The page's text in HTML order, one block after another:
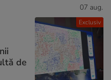
Exclusiv
07 aug.
de